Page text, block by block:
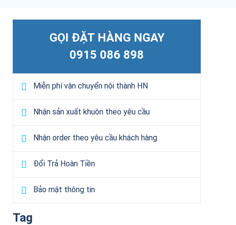
GỌI ĐẶT HÀNG NGAY
0915 086 898
Miễn phí vận chuyển nội thành HN
Nhận sản xuất khuôn theo yêu cầu
Nhận order theo yêu cầu khách hàng
Đổi Trả Hoàn Tiền
Bảo mật thông tin
Tag